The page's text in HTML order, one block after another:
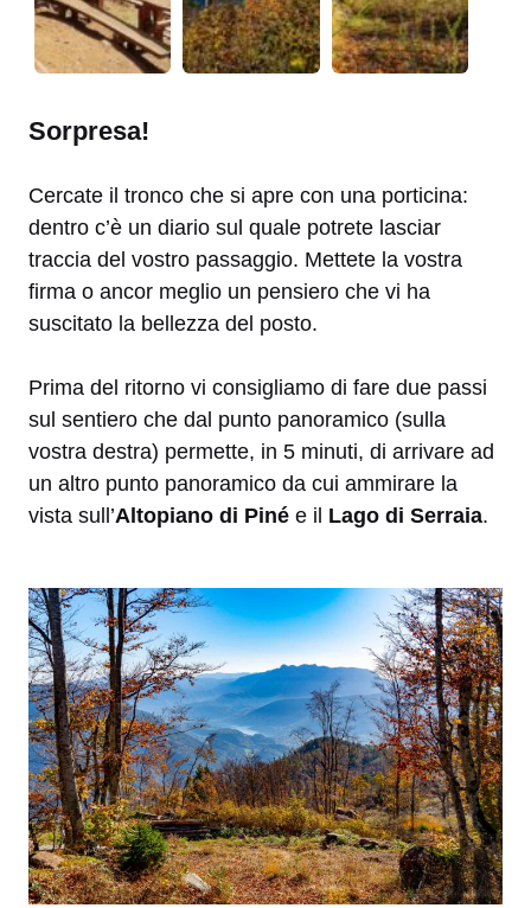
Sorpresa!
Cercate il tronco che si apre con una porticina:
dentro c’è un diario sul quale potrete lasciar
traccia del vostro passaggio. Mettete la vostra
firma o ancor meglio un pensiero che vi ha
suscitato la bellezza del posto.
Prima del ritorno vi consigliamo di fare due passi
sul sentiero che dal punto panoramico (sulla
vostra destra) permette, in 5 minuti, di arrivare ad
un altro punto panoramico da cui ammirare la
vista sull’Altopiano di Piné e il Lago di Serraia.